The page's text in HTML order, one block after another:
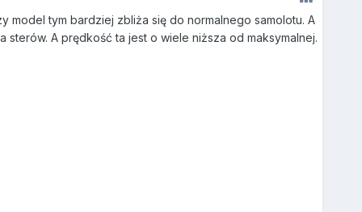
model tym bardziej zbliża się do normalnego samolotu. A
A prędkość ta jest o wiele niższa od maksymalnej.